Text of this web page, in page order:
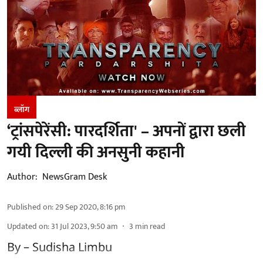
ब्लॉग
‘ट्रांसपेरेंसी: पारदर्शिता' – अपनों द्वारा छली
गयी दिल्ली की अनसुनी कहानी
Author: NewsGram Desk
Published on:29 Sep 2020, 8:16 pm
Updated on:31 Jul 2023, 9:50 am 3 min read
By – Sudisha Limbu